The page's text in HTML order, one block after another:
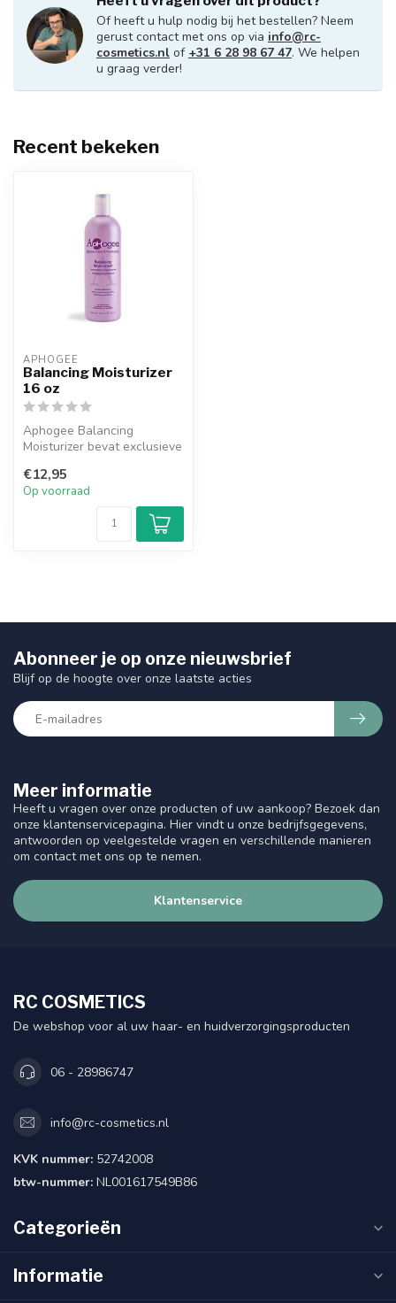
Of heeft u hulp nodig bij het bestellen? Neem
gerust contact met ons op via info@rc-
cosmetics.nl of +31 6 28 98 67 47. We helpen
u graag verder!
Recent bekeken
APHOGEE
Balancing Moisturizer
16 oz
Aphogee Balancing
Moisturizer bevat exclusieve
mix van...
€12,95
Op voorraad
Meer informatie
Heeft u vragen over onze producten of uw aankoop? Bezoek dan
onze klantenservicepagina. Hier vindt u onze bedrijfsgegevens,
antwoorden op veelgestelde vragen en verschillende manieren
om contact met ons op te nemen.
Klantenservice
Abonneer je op onze nieuwsbrief
Blijf op de hoogte over onze laatste acties
RC COSMETICS
De webshop voor al uw haar- en huidverzorgingsproducten
06 - 28986747
info@rc-cosmetics.nl
KVK nummer: 52742008
btw-nummer: NL001617549B86
Categorieën
Informatie